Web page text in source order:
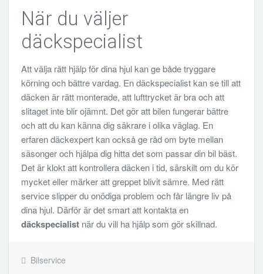
När du väljer
däckspecialist
Att välja rätt hjälp för dina hjul kan ge både tryggare
körning och bättre vardag. En däckspecialist kan se till att
däcken är rätt monterade, att lufttrycket är bra och att
slitaget inte blir ojämnt. Det gör att bilen fungerar bättre
och att du kan känna dig säkrare i olika väglag. En
erfaren däckexpert kan också ge råd om byte mellan
säsonger och hjälpa dig hitta det som passar din bil bäst.
Det är klokt att kontrollera däcken i tid, särskilt om du kör
mycket eller märker att greppet blivit sämre. Med rätt
service slipper du onödiga problem och får längre liv på
dina hjul. Därför är det smart att kontakta en
däckspecialistnär du vill ha hjälp som gör skillnad.
Bilservice